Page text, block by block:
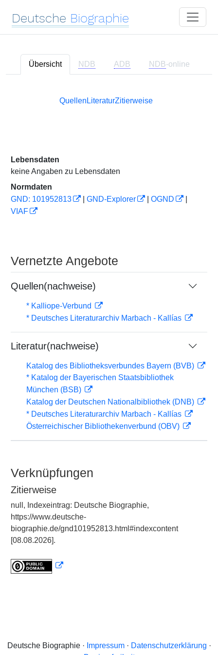
Deutsche Biographie
Übersicht NDB ADB NDB-online
Quellen LiteraturZitierweise
Lebensdaten
keine Angaben zu Lebensdaten
Normdaten
GND: 101952813
GND-Explorer OGND
VIAF
Vernetzte Angebote
Quellen(nachweise)
* Kalliope-Verbund
* Deutsches Literaturarchiv Marbach - Kallías
Literatur(nachweise)
Katalog des Bibliotheksverbundes Bayern (BVB)
* Katalog der Bayerischen Staatsbibliothek
München (BSB)
Katalog der Deutschen Nationalbibliothek (DNB)
* Deutsches Literaturarchiv Marbach - Kallías
Österreichischer Bibliothekenverbund (OBV)
Verknüpfungen
Zitierweise
null, Indexeintrag: Deutsche Biographie,
https://www.deutsche-
biographie.de/gnd101952813.html#indexcontent
[08.08.2026].
Deutsche Biographie · Impressum· Datenschutzerklärung ·